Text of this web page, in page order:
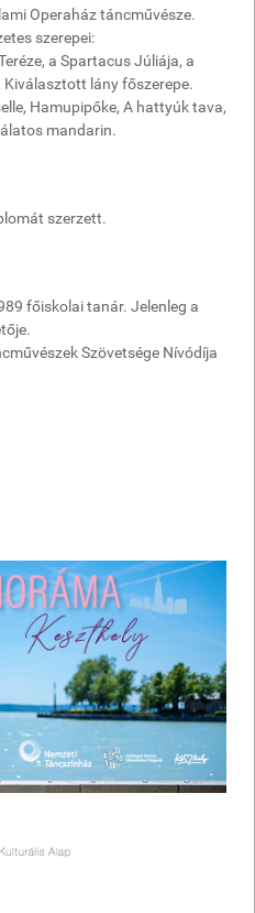
Operaház táncművésze.
szerepei:
a Spartacus Júliája, a
Kiválasztott lány főszerepe.
Hamupipőke, A hattyúk tava,
mandarin.
szerzett.
főiskolai tanár. Jelenleg a
Szövetsége Nívódíja